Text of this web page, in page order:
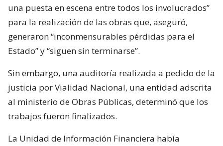
una puesta en escena entre todos los involucrados”
para la realización de las obras que, aseguró,
generaron “inconmensurables pérdidas para el
Estado” y “siguen sin terminarse”.
Sin embargo, una auditoría realizada a pedido de la
justicia por Vialidad Nacional, una entidad adscrita
al ministerio de Obras Públicas, determinó que los
trabajos fueron finalizados.
La Unidad de Información Financiera había